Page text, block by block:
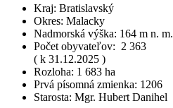
Kraj: Bratislavský
Okres: Malacky
Nadmorská výška: 164 m n. m.
Počet obyvateľov: 2 363
( k 31.12.2025 )
Rozloha: 1 683 ha
Prvá písomná zmienka: 1206
Starosta: Mgr. Hubert Danihel